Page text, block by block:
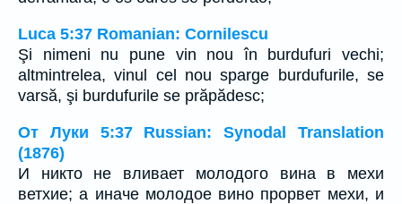
Luca 5:37 Romanian: Cornilescu
Şi nimeni nu pune vin nou în burdufuri vechi;
altmintrelea, vinul cel nou sparge burdufurile, se
varsă, şi burdufurile se prăpădesc;
От Луки 5:37 Russian: Synodal Translation
(1876)
И никто не вливает молодого вина в мехи
ветхие; а иначе молодое вино прорвет мехи, и